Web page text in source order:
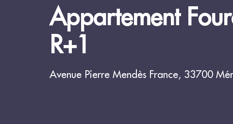
Appartement
R+1
Avenue Pierre Mendès France, 33700